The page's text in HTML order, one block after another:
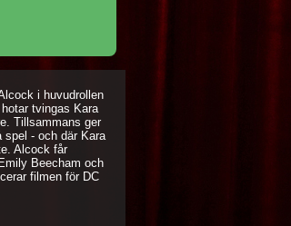
i huvudrollen
tvingas Kara
Tillsammans ger
- och där Kara
Alcock får
Beecham och
filmen för DC